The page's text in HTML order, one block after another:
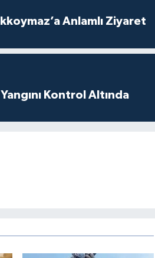
Anlamlı Ziyaret
Kontrol Altında